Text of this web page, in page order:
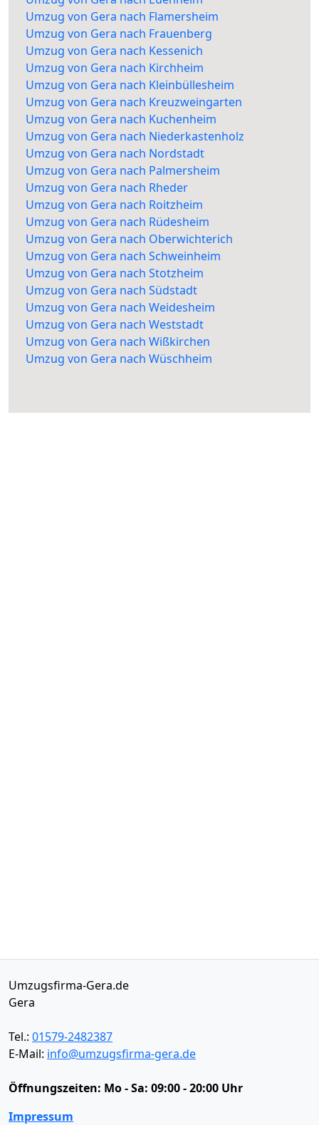
Umzug von Gera nach Flamersheim
Umzug von Gera nach Frauenberg
Umzug von Gera nach Kessenich
Umzug von Gera nach Kirchheim
Umzug von Gera nach Kleinbüllesheim
Umzug von Gera nach Kreuzweingarten
Umzug von Gera nach Kuchenheim
Umzug von Gera nach Niederkastenholz
Umzug von Gera nach Nordstadt
Umzug von Gera nach Palmersheim
Umzug von Gera nach Rheder
Umzug von Gera nach Roitzheim
Umzug von Gera nach Rüdesheim
Umzug von Gera nach Oberwichterich
Umzug von Gera nach Schweinheim
Umzug von Gera nach Stotzheim
Umzug von Gera nach Südstadt
Umzug von Gera nach Weidesheim
Umzug von Gera nach Weststadt
Umzug von Gera nach Wißkirchen
Umzug von Gera nach Wüschheim
Umzugsfirma-Gera.de
Gera
Tel.: 01579-2482387
E-Mail: info@umzugsfirma-gera.de
Öffnungszeiten: Mo - Sa: 09:00 - 20:00 Uhr
Impressum